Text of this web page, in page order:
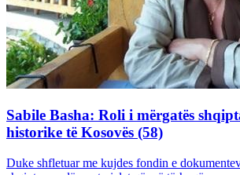
Sabile Basha: Roli i mërgatës
historike të Kosovës (58)
Duke shfletuar me kujdes fondin e